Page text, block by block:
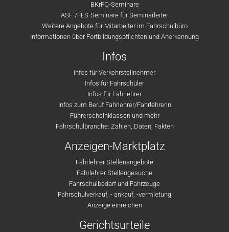
BKrFQ-Seminare
ASF-/FES-Seminare für Seminarleiter
Weitere Angebote für Mitarbeiter im Fahrschulbüro
Informationen über Fortbildungspflichten und Anerkennung
Infos
Infos für Verkehrsteilnehmer
Infos für Fahrschüler
Infos für Fahrlehrer
Infos zum Beruf Fahrlehrer/Fahrlehrerin
Führerscheinklassen und mehr
Fahrschulbranche: Zahlen, Daten, Fakten
Anzeigen-Marktplatz
Fahrlehrer Stellenangebote
Fahrlehrer Stellengesuche
Fahrschulbedarf und Fahrzeuge
Fahrschulverkauf, - ankauf, -vermietung
Anzeige einreichen
Gerichtsurteile